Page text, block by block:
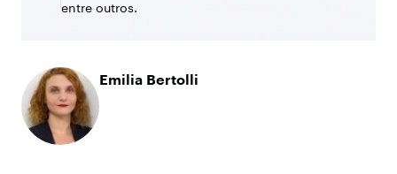
entre outros.
Emilia Bertolli